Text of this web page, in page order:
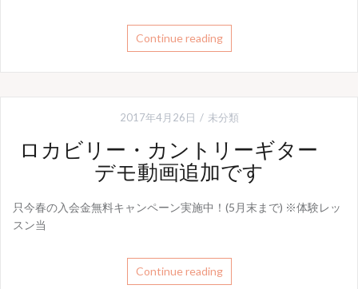
Continue reading
2017年4月26日 未分類
ロカビリー・カントリーギター
デモ動画追加です
只今春の入会金無料キャンペーン実施中！(5月末まで) ※体験レッ
スン当
Continue reading